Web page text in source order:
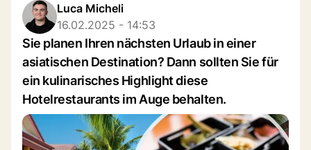
Luca Micheli
16.02.2025 - 14:53
Sie planen Ihren nächsten Urlaub in einer
asiatischen Destination? Dann sollten Sie für
ein kulinarisches Highlight diese
Hotelrestaurants im Auge behalten.